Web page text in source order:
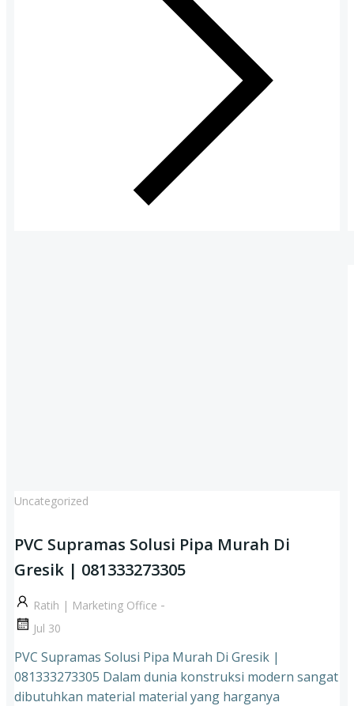
Uncategorized
PVC Supramas Solusi Pipa Murah Di
Gresik | 081333273305
Ratih | Marketing Office -
Jul 30
PVC Supramas Solusi Pipa Murah Di Gresik |
081333273305 Dalam dunia konstruksi modern sangat
dibutuhkan material material yang harganya